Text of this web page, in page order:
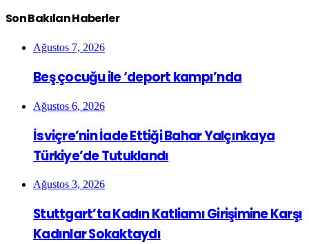
Son Bakılan Haberler
Ağustos 7, 2026
Beş çocuğu ile ‘deport kampı’nda
Ağustos 6, 2026
İsviçre’nin İade Ettiği Bahar Yalçınkaya
Türkiye’de Tutuklandı
Ağustos 3, 2026
Stuttgart’ta Kadın Katliamı Girişimine Karşı
Kadınlar Sokaktaydı